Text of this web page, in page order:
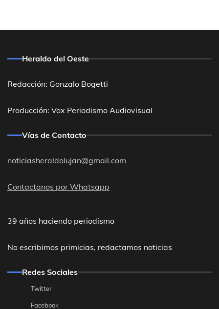
Heraldo del Oeste
Redacción: Gonzalo Bogetti
Producción: Vox Periodismo Audiovisual
Vías de Contacto
noticiasheraldolujan@gmail.com
Contactanos por Whatsapp
39 años haciendo periodismo
No escribimos primicias, redactamos noticias
Redes Sociales
Twitter
Facebook